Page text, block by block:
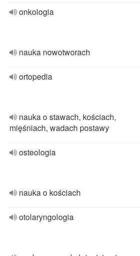
onkologia
nauka nowotworach
ortopedia
nauka o stawach, kościach,
mięśniach, wadach postawy
osteologia
nauka o kościach
otolaryngologia